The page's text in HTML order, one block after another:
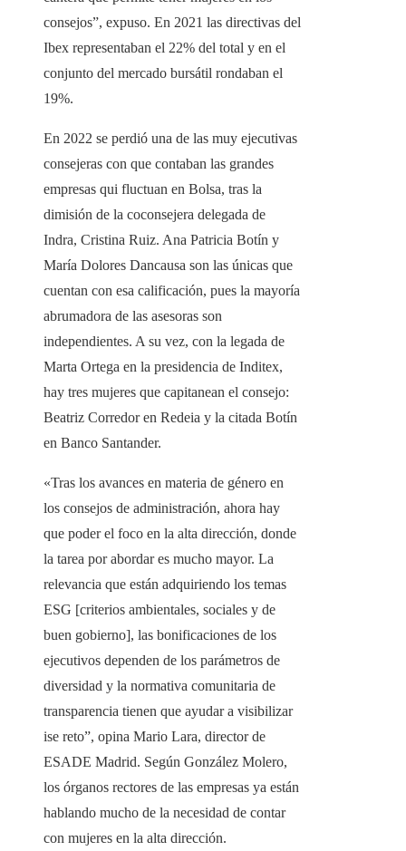
consejos”, expuso. En 2021 las directivas del
Ibex representaban el 22% del total y en el
conjunto del mercado bursátil rondaban el
19%.
En 2022 se perdió una de las muy ejecutivas
consejeras con que contaban las grandes
empresas qui fluctuan en Bolsa, tras la
dimisión de la coconsejera delegada de
Indra, Cristina Ruiz. Ana Patricia Botín y
María Dolores Dancausa son las únicas que
cuentan con esa calificación, pues la mayoría
abrumadora de las asesoras son
independientes. A su vez, con la legada de
Marta Ortega en la presidencia de Inditex,
hay tres mujeres que capitanean el consejo:
Beatriz Corredor en Redeia y la citada Botín
en Banco Santander.
«Tras los avances en materia de género en
los consejos de administración, ahora hay
que poder el foco en la alta dirección, donde
la tarea por abordar es mucho mayor. La
relevancia que están adquiriendo los temas
ESG [criterios ambientales, sociales y de
buen gobierno], las bonificaciones de los
ejecutivos dependen de los parámetros de
diversidad y la normativa comunitaria de
transparencia tienen que ayudar a visibilizar
ise reto”, opina Mario Lara, director de
ESADE Madrid. Según González Molero,
los órganos rectores de las empresas ya están
hablando mucho de la necesidad de contar
con mujeres en la alta dirección.